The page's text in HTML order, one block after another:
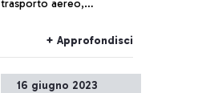
trasporto aereo,
ritardi o cancellazioni.
+ Approfondisci
16 giugno 2023